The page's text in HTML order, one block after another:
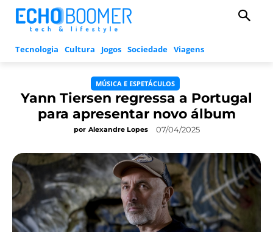
Tecnologia Cultura Jogos Sociedade Viagens
MÚSICA E ESPETÁCULOS
Yann Tiersen regressa a Portugal
para apresentar novo álbum
por Alexandre Lopes 07/04/2025